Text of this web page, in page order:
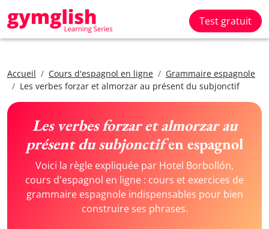
Test gratuit
Accueil Cours d'espagnol en ligne
Grammaire espagnole
Les verbes forzar et almorzar au présent du subjonctif
Les verbes forzar et almorzar au
présent du subjonctifen espagnol
Voici la règle expliquée par Hotel Borbollón,
cours d'espagnol en ligne : cours et exercices de
grammaire espagnole indispensables pour bien
construire ses phrases.